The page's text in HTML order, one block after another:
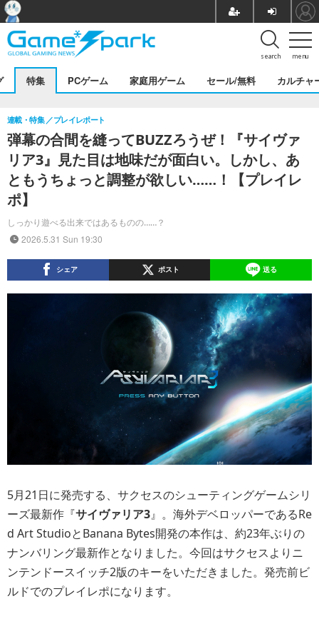
menu
search
特集 PCゲーム 家庭用ゲーム セール/無料 カルチャ
弾幕の合間を縫ってBUZZろうぜ！『サイヴァ
リア3』見た目は地味だが面白い。しかし、あ
ともうちょっと調整が欲しい……！【プレイレ
ポ】
しっかり遊べる出来ではあるものの……？
連載・特集 プレイレポート
2026.5.31 Sun 19:30
シェア ポスト 送る
5月21日に発売する、サクセスのシューティングゲームシリ
ーズ最新作『サイヴァリア3』。海外デベロッパーであるRe
d Art StudioとBanana Bytes開発の本作は、約23年ぶりの
ナンバリング最新作となりました。今回はサクセスよりニ
ンテンドースイッチ2版のキーをいただきました。発売前ビ
ルドでのプレイレポになります。